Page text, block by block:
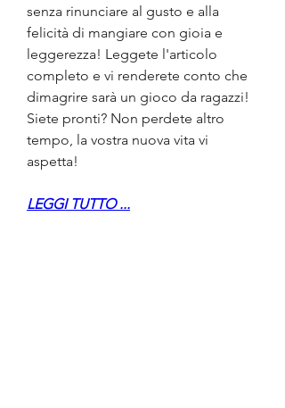
senza rinunciare al gusto e alla
felicità di mangiare con gioia e
leggerezza! Leggete l'articolo
completo e vi renderete conto che
dimagrire sarà un gioco da ragazzi!
Siete pronti? Non perdete altro
tempo, la vostra nuova vita vi
aspetta!
LEGGI TUTTO ...